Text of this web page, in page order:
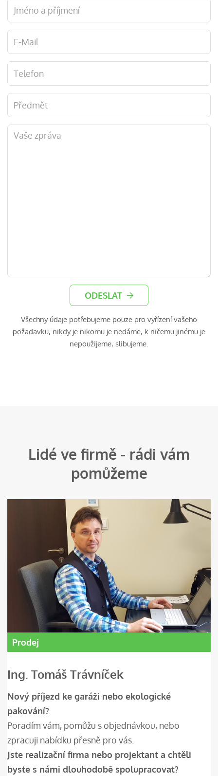
ODESLAT
Všechny údaje potřebujeme pouze pro vyřízení vašeho
požadavku, nikdy je nikomu je nedáme, k ničemu jinému je
nepoužijeme, slibujeme.
Lidé ve firmě - rádi vám
pomůžeme
Prodej
Ing. Tomáš Trávníček
Nový příjezd ke garáži nebo ekologické
pakování?
Poradím vám, pomůžu s objednávkou, nebo
zpracuji nabídku přesně pro vás.
Jste realizační firma nebo projektant a chtěli
byste s námi dlouhodobě spolupracovat?